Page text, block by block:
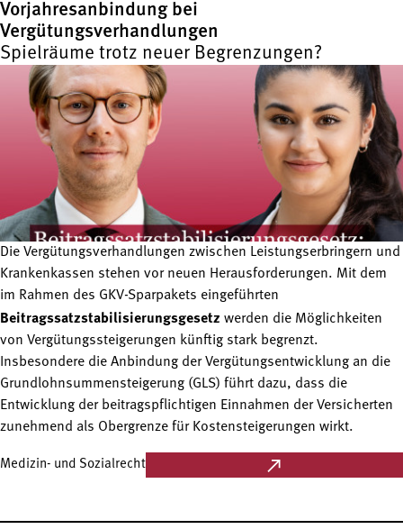
Vorjahresanbindung bei
Vergütungsverhandlungen
Spielräume trotz neuer Begrenzungen?
Die Vergütungsverhandlungen zwischen Leistungserbringern und
Krankenkassen stehen vor neuen Herausforderungen. Mit dem
im Rahmen des GKV-Sparpakets eingeführten
Beitragssatzstabilisierungsgesetz werden die Möglichkeiten
von Vergütungssteigerungen künftig stark begrenzt.
Insbesondere die Anbindung der Vergütungsentwicklung an die
Grundlohnsummensteigerung (GLS) führt dazu, dass die
Entwicklung der beitragspflichtigen Einnahmen der Versicherten
zunehmend als Obergrenze für Kostensteigerungen wirkt.
Medizin- und Sozialrecht